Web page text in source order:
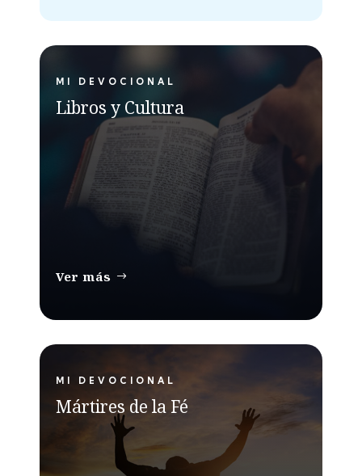
MI DEVOCIONAL
Libros y Cultura
Ver más
MI DEVOCIONAL
Mártires de la Fé